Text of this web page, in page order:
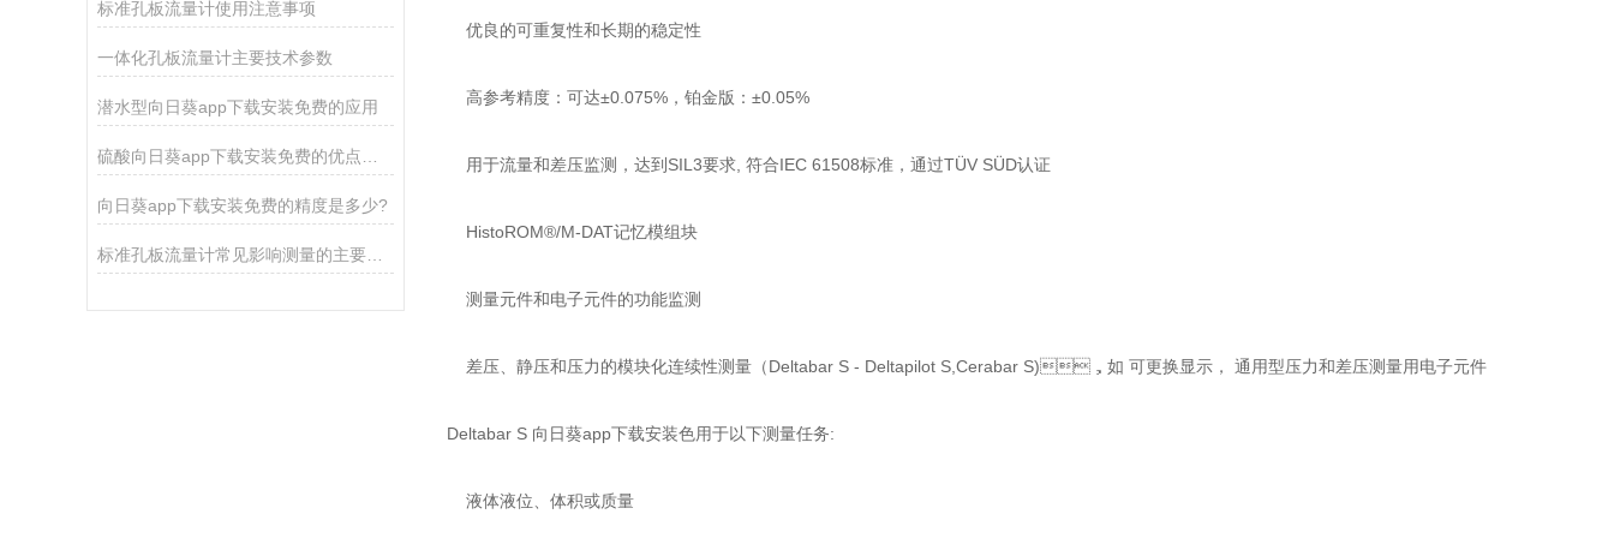
标准孔板流量计使用注意事项
一体化孔板流量计主要技术参数
潜水型向日葵app下载安装免费的应用
向日葵app下载安装免费的精度是多少?
标准孔板流量计常见影响测量的主要因素
优良的可重复性和长期的稳定性
高参考精度：可达±0.075%，铂金版：±0.05%
用于流量和差压监测，达到SIL3要求, 符合IEC 61508标准，通过TÜV SÜD认证
HistoROM®/M-DAT记忆模组块
测量元件和电子元件的功能监测
差压、静压和压力的模块化连续性测量（Deltabar S - Deltapilot S,Cerabar S)，如 可更换显示， 通用型压力和差压测量用电子元件
Deltabar S 向日葵app下载安装色用于以下测量任务:
液体液位、体积或质量